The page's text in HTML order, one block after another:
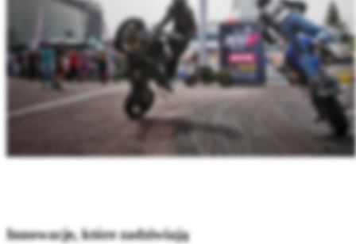
Innowacje, które zadziwiają